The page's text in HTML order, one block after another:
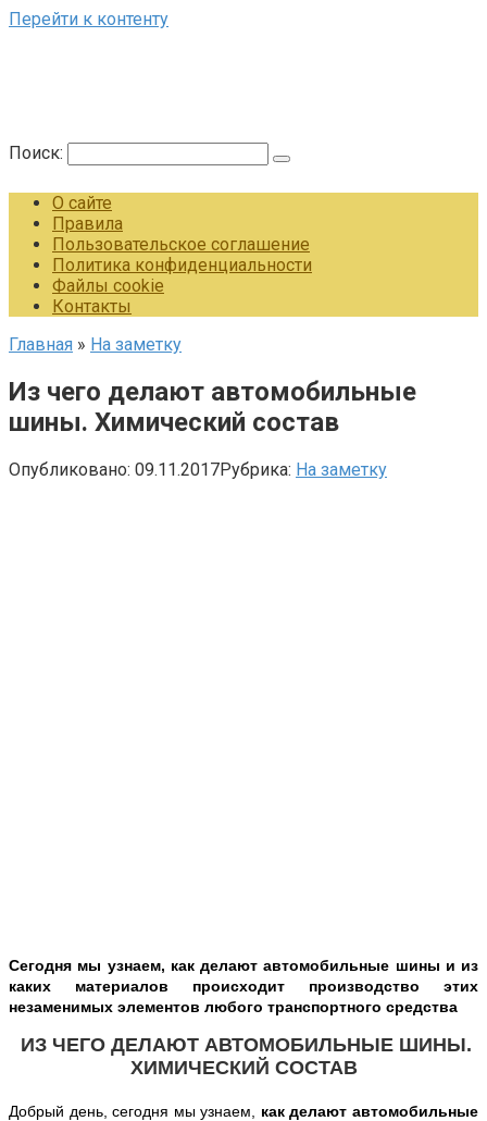
Перейти к контенту
Поиск:
О сайте
Правила
Пользовательское соглашение
Политика конфиденциальности
Файлы cookie
Контакты
Главная » На заметку
Из чего делают автомобильные
шины. Химический состав
Опубликовано: 09.11.2017Рубрика: На заметку
Сегодня мы узнаем, как делают автомобильные шины и из
каких материалов происходит производство этих
незаменимых элементов любого транспортного средства
ИЗ ЧЕГО ДЕЛАЮТ АВТОМОБИЛЬНЫЕ ШИНЫ.
ХИМИЧЕСКИЙ СОСТАВ
Добрый день, сегодня мы узнаем, как делают автомобильные